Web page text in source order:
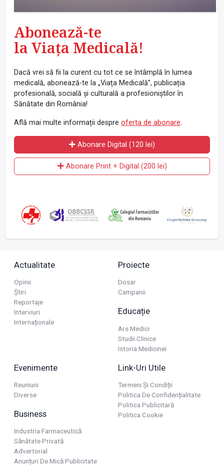
Abonează-te
la Viața Medicală!
Dacă vrei să fii la curent cu tot ce se întâmplă în lumea
medicală, abonează-te la „Viața Medicală”, publicația
profesională, socială și culturală a profesioniștilor în
Sănătate din România!
Află mai multe informații despre oferta de abonare.
Abonare Digital (120 lei)
Abonare Print + Digital (200 lei)
Actualitate
Opinii
Știri
Reportaje
Interviuri
Internaționale
Proiecte
Dosar
Campanii
Educație
Ars Medici
Studii Clinice
Istoria Medicinei
Evenimente
Reuniuni
Diverse
Business
Industria Farmaceutică
Sănătate Privată
Advertorial
Anunțuri De Mică Publicitate
Link-Uri Utile
Termeni Și Condiții
Politica De Confidențialitate
Politica Publicitară
Politica Cookie